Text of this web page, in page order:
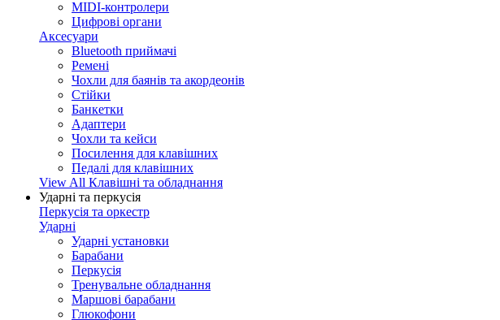
MIDI-контролери
Цифрові органи
Аксесуари
Bluetooth приймачі
Ремені
Чохли для баянів та акордеонів
Стійки
Банкетки
Адаптери
Чохли та кейси
Посилення для клавішних
Педалі для клавішних
View All Клавішні та обладнання
Ударні та перкусія
Перкусія та оркестр
Ударні
Ударні установки
Барабани
Перкусія
Тренувальне обладнання
Маршові барабани
Глюкофони